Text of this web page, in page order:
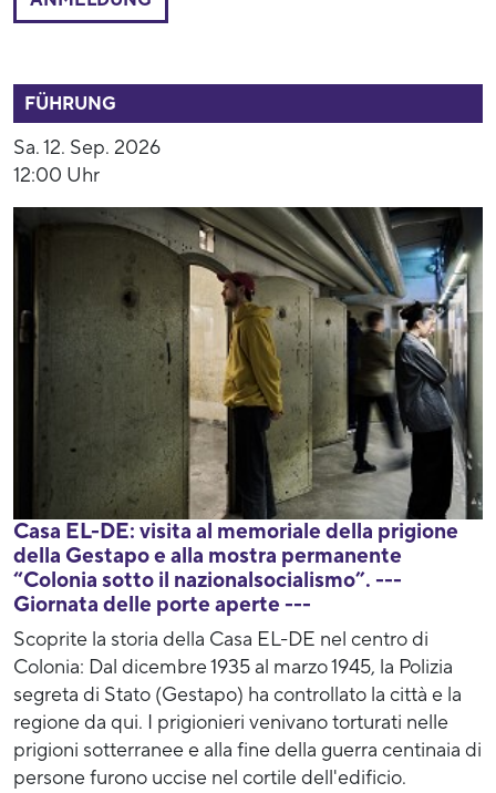
FÜHRUNG
Sa. 12. Sep. 2026
12:00 Uhr
Casa EL-DE: visita al memoriale della prigione
della Gestapo e alla mostra permanente
“Colonia sotto il nazionalsocialismo”. ---
Giornata delle porte aperte ---
Scoprite la storia della Casa EL-DE nel centro di
Colonia: Dal dicembre 1935 al marzo 1945, la Polizia
segreta di Stato (Gestapo) ha controllato la città e la
regione da qui. I prigionieri venivano torturati nelle
prigioni sotterranee e alla fine della guerra centinaia di
persone furono uccise nel cortile dell'edificio.